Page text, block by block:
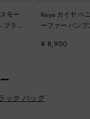
モー
- ブラッ
Kaiya カイヤ ペ
ーファー パン
¥ 8,900
ック バッグ